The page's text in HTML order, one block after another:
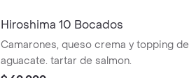
Hiroshima 10 Bocados
Camarones, queso crema y topping de
aguacate. tartar de salmon.